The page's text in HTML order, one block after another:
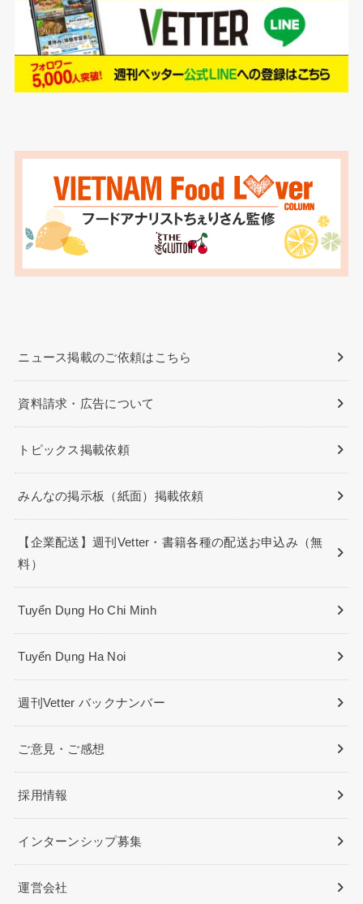
ニュース掲載のご依頼はこちら
資料請求・広告について
トピックス掲載依頼
みんなの掲示板（紙面）掲載依頼
【企業配送】週刊Vetter・書籍各種の配送お申込み（無
料）
Tuyển Dụng Ho Chi Minh
Tuyển Dụng Ha Noi
週刊Vetter バックナンバー
ご意見・ご感想
採用情報
インターンシップ募集
運営会社